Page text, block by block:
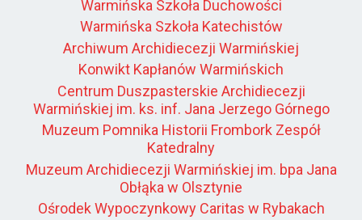
Warmińska Szkoła Duchowości
Warmińska Szkoła Katechistów
Archiwum Archidiecezji Warmińskiej
Konwikt Kapłanów Warmińskich
Centrum Duszpasterskie Archidiecezji
Warmińskiej im. ks. inf. Jana Jerzego Górnego
Muzeum Pomnika Historii Frombork Zespół
Katedralny
Muzeum Archidiecezji Warmińskiej im. bpa Jana
Obłąka w Olsztynie
Ośrodek Wypoczynkowy Caritas w Rybakach